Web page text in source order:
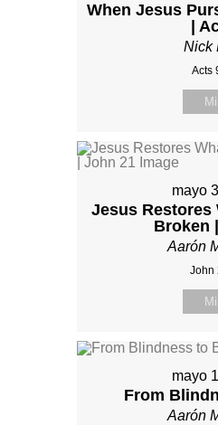
When Jesus
|
Nick
Acts
mayo
Jesus Restores
Broken
Aarón
John
mayo
From
Aarón